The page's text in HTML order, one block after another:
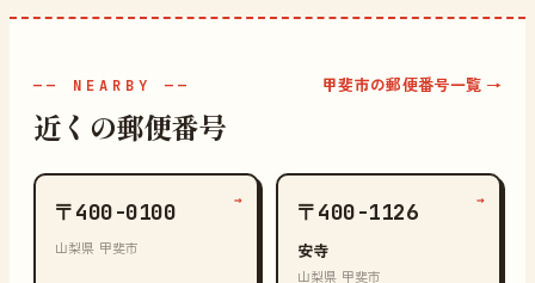
—— NEARBY ——
近くの郵便番号
甲斐市の郵便番号一覧 →
〒400-0100
山梨県 甲斐市
→ 〒400-1126
安寺
山梨県 甲斐市
→